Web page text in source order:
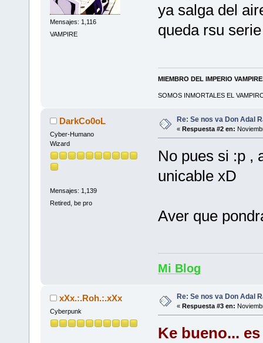
Mensajes: 1,116
VAMPIRE
ya salga del
queda rsu
MIEMBRO DEL IMPERIO
SOMOS INMORTALES EL
DarkCo0oL
Cyber-Humano
Wizard
Mensajes: 1,139
Retired, be pro
Re: Se nos va Don Adal
« Respuesta #2 en:
No pues si :p ,
unicable xD
Aver que
Mi Blog
xXx.:.Roh.:.xXx
Cyberpunk
Re: Se nos va Don Adal
« Respuesta #3 en:
Ke bueno...